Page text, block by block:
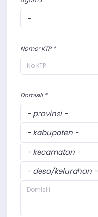
-
Nomor KTP *
Domisili *
- provinsi -
- kabupaten -
- kecamatan -
- desa/kelurahan -